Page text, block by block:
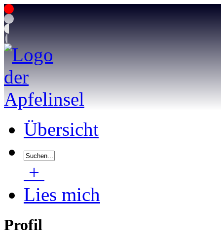
Übersicht
+
Lies mich
Profil